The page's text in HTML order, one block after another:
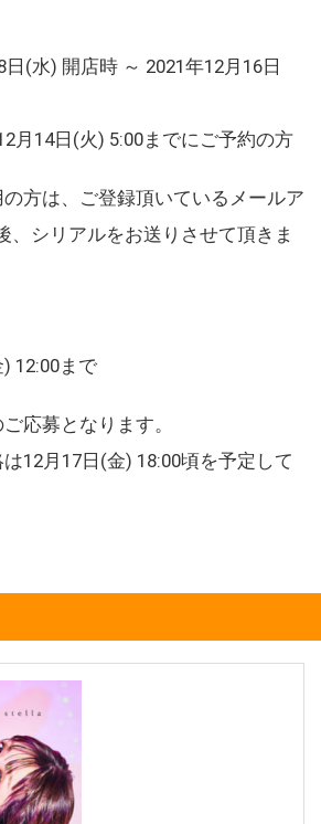
(水) 開店時 ～ 2021年12月16日
月14日(火) 5:00までにご予約の方
方は、ご登録頂いているメールア
、シリアルをお送りさせて頂きま
12:00まで
応募となります。
12月17日(金) 18:00頃を予定して